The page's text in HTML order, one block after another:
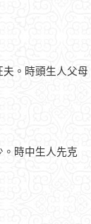
。時頭生人父母
時中生人先克